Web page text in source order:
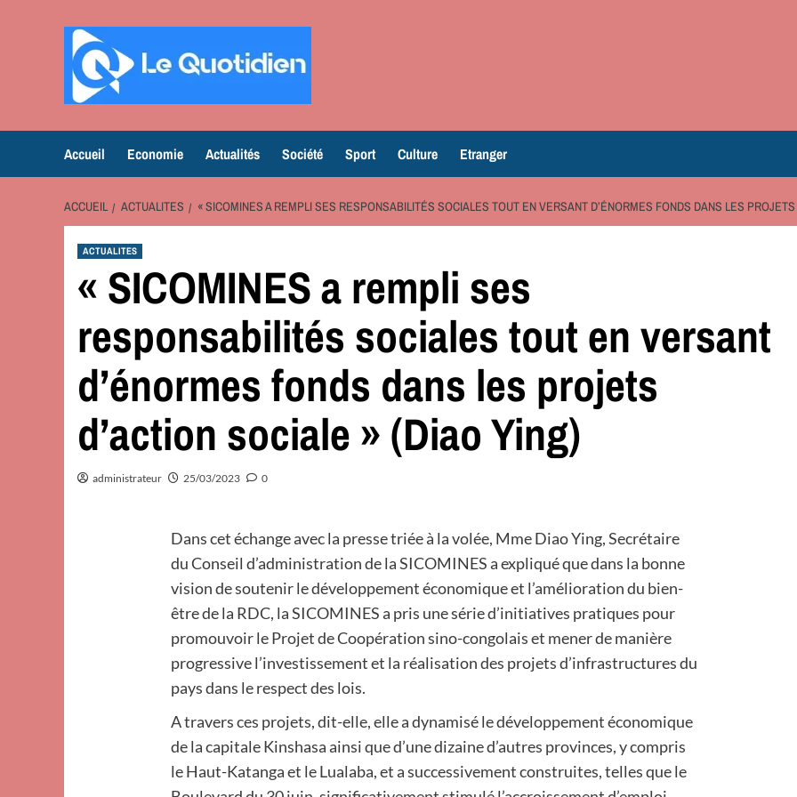
Accueil Economie Actualités Société Sport Culture Etranger
ACCUEIL ACTUALITES « SICOMINES A REMPLI SES RESPONSABILITÉS SOCIALES TOUT EN VERSANT D’ÉNORMES FONDS DANS LES
ACTUALITES
« SICOMINES a rempli ses
responsabilités sociales tout en versant
d’énormes fonds dans les projets
d’action sociale » (Diao Ying)
administrateur 25/03/2023 0
Dans cet échange avec la presse triée à la volée, Mme Diao Ying, Secrétaire
du Conseil d’administration de la SICOMINES a expliqué que dans la bonne
vision de soutenir le développement économique et l’amélioration du bien-
être de la RDC, la SICOMINES a pris une série d’initiatives pratiques pour
promouvoir le Projet de Coopération sino-congolais et mener de manière
progressive l’investissement et la réalisation des projets d’infrastructures du
pays dans le respect des lois.
A travers ces projets, dit-elle, elle a dynamisé le développement économique
de la capitale Kinshasa ainsi que d’une dizaine d’autres provinces, y compris
le Haut-Katanga et le Lualaba, et a successivement construites, telles que le